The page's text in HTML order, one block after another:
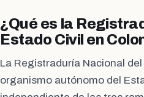
¿Qué es la
Estado Civil en
La Registraduría Nacional
organismo autónomo del